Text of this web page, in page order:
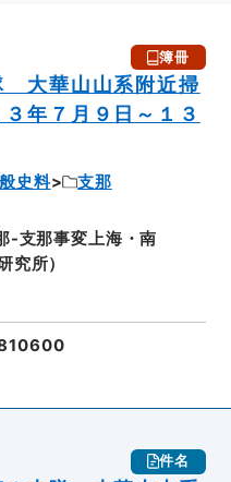
簿冊
大華山山系附近掃
年７月９日～１３
史料
支那
-支那事変上海・南
究所）
件名